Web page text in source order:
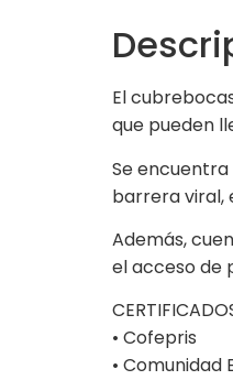
El
que pueden
Se
barrera viral,
Además,
el acceso de
• Cofepris
• Comunidad